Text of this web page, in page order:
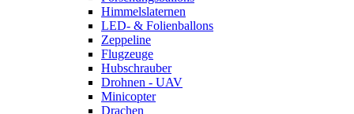
Himmelslaternen
LED- & Folienballons
Zeppeline
Flugzeuge
Hubschrauber
Drohnen - UAV
Minicopter
Drachen